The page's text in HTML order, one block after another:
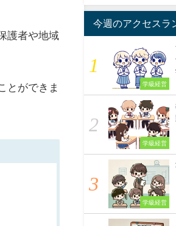
護者や地域
とができま
今週のアクセスラ
学級経営
学級経営
学級経営